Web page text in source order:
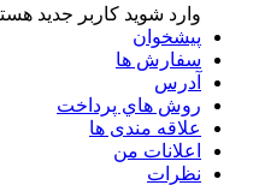
وارد شوید کاربر جدید
پیشخوان
سفارش ها
آدرس
روش هاي پرداخت
علاقه مندی ها
اعلانات من
نظرات